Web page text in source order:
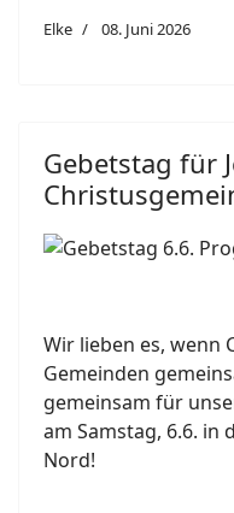
Elke 08. Juni 2026
Gebetstag für
Wir lieben es, wenn
Gemeinden
gemeinsam für
am Samstag, 6.6. in
Nord!